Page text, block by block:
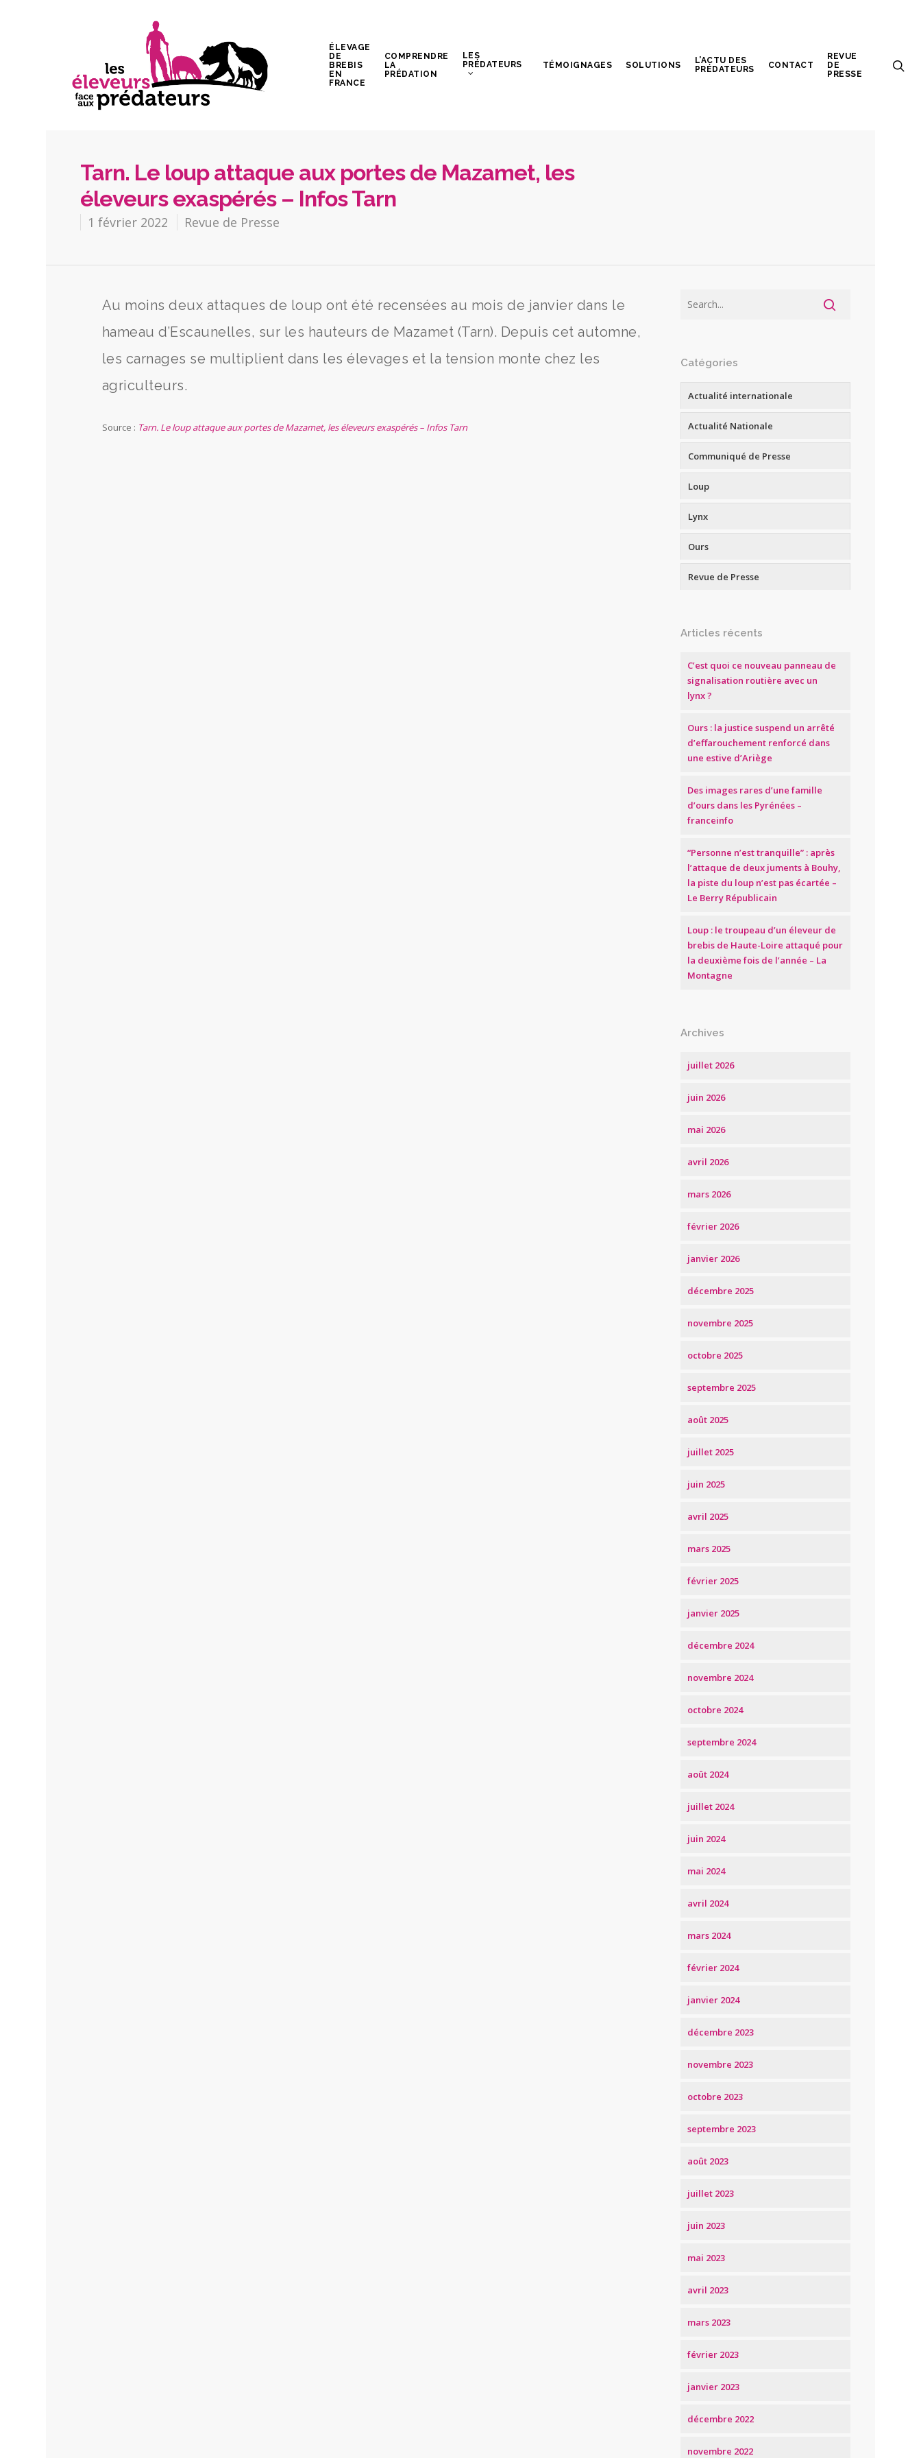
ÉLEVAGE
DE
BREBIS
EN
FRANCE
COMPRENDRE
LA
PRÉDATION
LES
PRÉDATEURS
TÉMOIGNAGES SOLUTIONS
L’ACTU DES
PRÉDATEURS
CONTACT
REVUE
DE
PRESSE
Tarn. Le loup attaque aux portes de Mazamet, les
éleveurs exaspérés – Infos Tarn
1 février 2022 Revue de Presse
Au moins deux attaques de loup ont été recensées au mois de janvier dans le
hameau d’Escaunelles, sur les hauteurs de Mazamet (Tarn). Depuis cet automne,
les carnages se multiplient dans les élevages et la tension monte chez les
agriculteurs.
Source : Tarn. Le loup attaque aux portes de Mazamet, les éleveurs exaspérés – Infos Tarn
Catégories
Actualité internationale
Actualité Nationale
Communiqué de Presse
Loup
Lynx
Ours
Revue de Presse
Articles récents
C’est quoi ce nouveau panneau de
signalisation routière avec un
lynx ?
Ours : la justice suspend un arrêté
d’effarouchement renforcé dans
une estive d’Ariège
Des images rares d’une famille
d’ours dans les Pyrénées –
franceinfo
“Personne n’est tranquille” : après
l’attaque de deux juments à Bouhy,
la piste du loup n’est pas écartée –
Le Berry Républicain
Loup : le troupeau d’un éleveur de
brebis de Haute-Loire attaqué pour
la deuxième fois de l’année – La
Montagne
Archives
juillet 2026
juin 2026
mai 2026
avril 2026
mars 2026
février 2026
janvier 2026
décembre 2025
novembre 2025
octobre 2025
septembre 2025
août 2025
juillet 2025
juin 2025
avril 2025
mars 2025
février 2025
janvier 2025
décembre 2024
novembre 2024
octobre 2024
septembre 2024
août 2024
juillet 2024
juin 2024
mai 2024
avril 2024
mars 2024
février 2024
janvier 2024
décembre 2023
novembre 2023
octobre 2023
septembre 2023
août 2023
juillet 2023
juin 2023
mai 2023
avril 2023
mars 2023
février 2023
janvier 2023
décembre 2022
novembre 2022